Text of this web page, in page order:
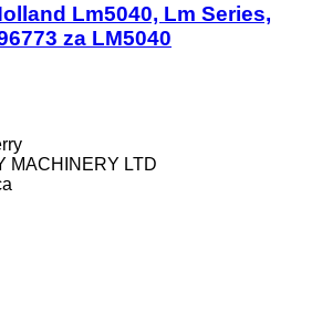
Lm5040, Lm Series,
za LM5040
MACHINERY LTD